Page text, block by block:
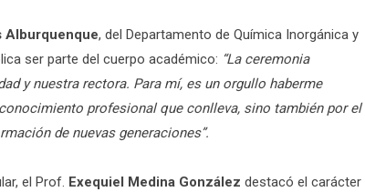
Alburquenque, del Departamento de Química Inorgánica y
ser parte del cuerpo académico: “La ceremonia
y nuestra rectora. Para mí, es un orgullo haberme
profesional que conlleva, sino también por el
de nuevas generaciones”.
el Prof. Exequiel Medina González destacó el carácter